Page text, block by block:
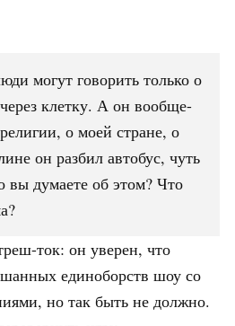
могут говорить только о
клетку. А он вообще-
о моей стране, о
он разбил автобус, чуть
вы думаете об этом? Что
ток: он уверен, что
единоборств шоу со
но так быть не должно.